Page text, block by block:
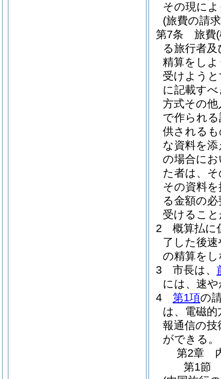
その現に
(旅費の請
第7条
旅費
る旅行者
精算をし
受けよう
に記載す
方式その
で作られ
供される
な資料を
の場合に
た者は、
その資料
る金額の
受けるこ
2
概算払に
了した後
の精算を
3
市長は、
には、速
4
第1項の
は、電磁的
報通信の
ができる。
第2章
第1節